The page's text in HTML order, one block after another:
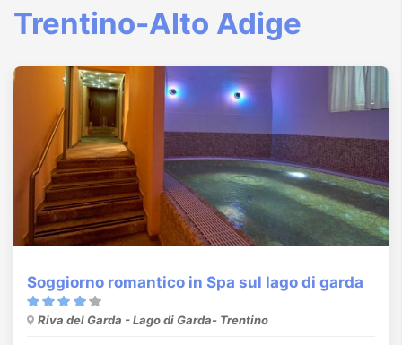
Trentino-Alto Adige
Soggiorno romantico in Spa sul lago di garda
Riva del Garda - Lago di Garda- Trentino